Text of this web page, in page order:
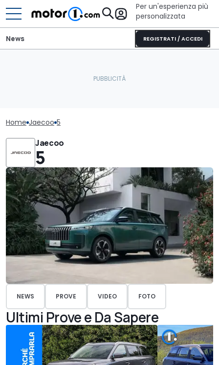
Per un'esperienza più
personalizzata
REGISTRATI / ACCEDI
News
Home Jaecoo 5
Jaecoo
5
NEWS PROVE VIDEO FOTO
Ultimi Prove e Da Sapere